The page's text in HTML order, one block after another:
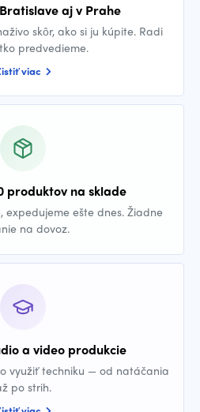
aj v Prahe
skôr, ako si ju kúpite. Radi
predvedieme.
viac
produktov na sklade
expedujeme ešte dnes. Žiadne
na dovoz.
a video produkcie
využiť techniku — od natáčania
po strih.